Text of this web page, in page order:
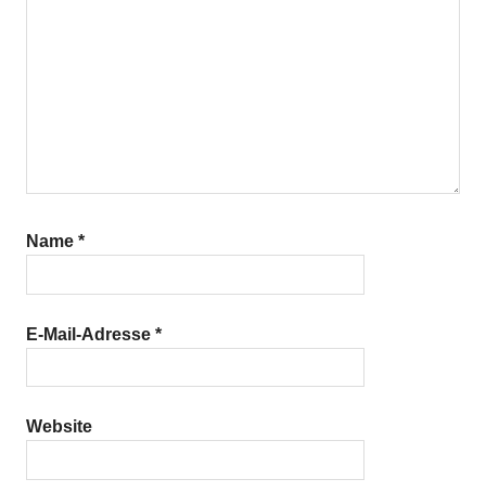
Name *
E-Mail-Adresse *
Website